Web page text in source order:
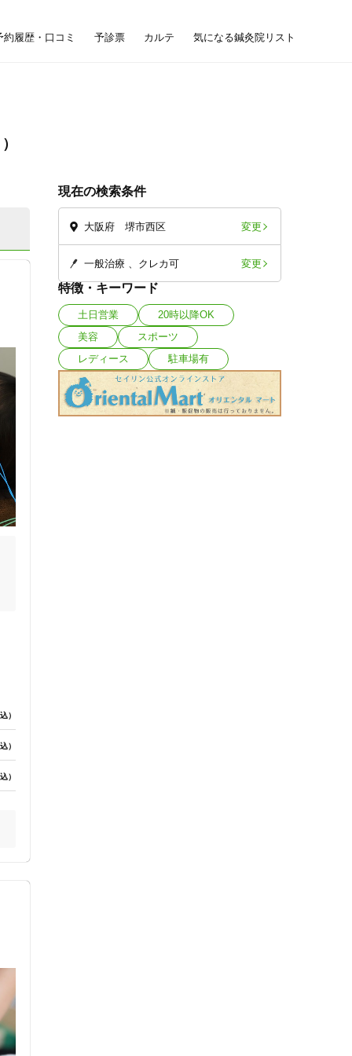
約履歴・口コミ 予診票 カルテ 気になる鍼灸院リスト
現在の検索条件
大阪府 堺市西区 変更
一般治療 クレカ可 変更
特徴・キーワード
土日営業
20時以降OK
美容
スポーツ
レディース
駐車場有
）
）
）